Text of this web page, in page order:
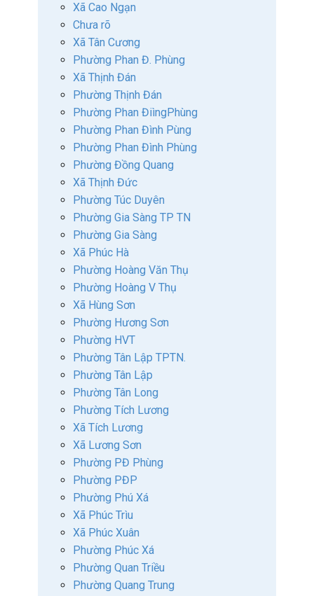
Xã Cao Ngạn
Chưa rõ
Xã Tân Cương
Phường Phan Đ. Phùng
Xã Thịnh Đán
Phường Thịnh Đán
Phường Phan ĐiìngPhùng
Phường Phan Đình Pùng
Phường Phan Đình Phùng
Phường Đồng Quang
Xã Thịnh Đức
Phường Túc Duyên
Phường Gia Sàng TP TN
Phường Gia Sàng
Xã Phúc Hà
Phường Hoàng Văn Thụ
Phường Hoàng V Thụ
Xã Hùng Sơn
Phường Hương Sơn
Phường HVT
Phường Tân Lập TPTN.
Phường Tân Lập
Phường Tân Long
Phường Tích Lương
Xã Tích Lương
Xã Lương Sơn
Phường PĐ Phùng
Phường PĐP
Phường Phú Xá
Xã Phúc Trìu
Xã Phúc Xuân
Phường Phúc Xá
Phường Quan Triều
Phường Quang Trung